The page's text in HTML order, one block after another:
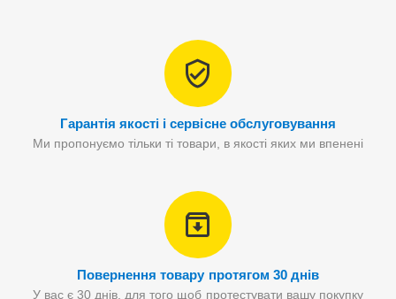
Гарантія якості і сервісне обслуговування
Ми пропонуємо тільки ті товари, в якості яких ми впенені
Повернення товару протягом 30 днів
У вас є 30 днів, для того щоб протестувати вашу покупку